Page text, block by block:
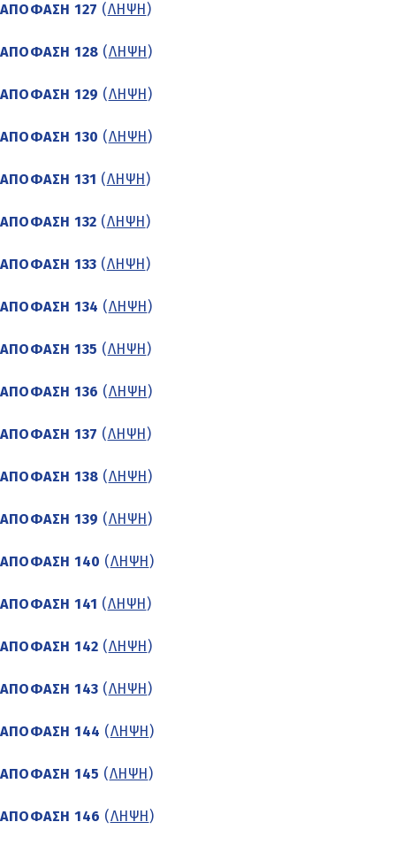
ΑΠΟΦΑΣΗ 127 (ΛΗΨΗ )
ΑΠΟΦΑΣΗ 128 (ΛΗΨΗ )
ΑΠΟΦΑΣΗ 129 (ΛΗΨΗ )
ΑΠΟΦΑΣΗ 130 (ΛΗΨΗ )
ΑΠΟΦΑΣΗ 131 (ΛΗΨΗ )
ΑΠΟΦΑΣΗ 132 (ΛΗΨΗ )
ΑΠΟΦΑΣΗ 133 (ΛΗΨΗ )
ΑΠΟΦΑΣΗ 134 (ΛΗΨΗ )
ΑΠΟΦΑΣΗ 135 (ΛΗΨΗ )
ΑΠΟΦΑΣΗ 136 (ΛΗΨΗ )
ΑΠΟΦΑΣΗ 137 (ΛΗΨΗ )
ΑΠΟΦΑΣΗ 138 (ΛΗΨΗ )
ΑΠΟΦΑΣΗ 139 (ΛΗΨΗ )
ΑΠΟΦΑΣΗ 140 (ΛΗΨΗ )
ΑΠΟΦΑΣΗ 141 (ΛΗΨΗ )
ΑΠΟΦΑΣΗ 142 (ΛΗΨΗ )
ΑΠΟΦΑΣΗ 143 (ΛΗΨΗ )
ΑΠΟΦΑΣΗ 144 (ΛΗΨΗ )
ΑΠΟΦΑΣΗ 145 (ΛΗΨΗ )
ΑΠΟΦΑΣΗ 146 (ΛΗΨΗ )